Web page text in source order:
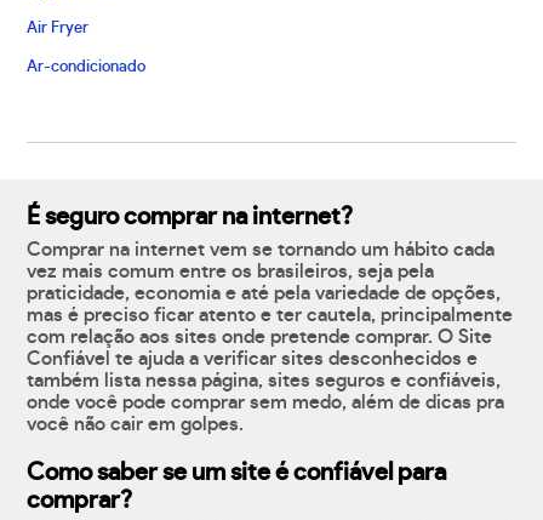
Air Fryer
Ar-condicionado
É seguro comprar na internet?
Comprar na internet vem se tornando um hábito cada
vez mais comum entre os brasileiros, seja pela
praticidade, economia e até pela variedade de opções,
mas é preciso ficar atento e ter cautela, principalmente
com relação aos sites onde pretende comprar. O Site
Confiável te ajuda a verificar sites desconhecidos e
também lista nessa página, sites seguros e confiáveis,
onde você pode comprar sem medo, além de dicas pra
você não cair em golpes.
Como saber se um site é confiável para
comprar?